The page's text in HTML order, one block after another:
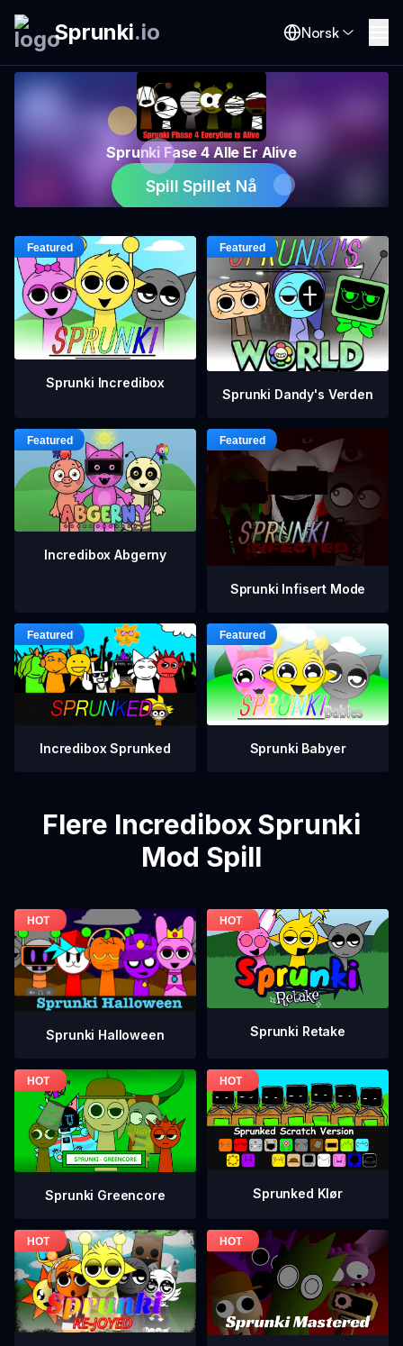
Sprunki.io Norsk
Sprunki Fase 4 Alle Er Alive
Spill Spillet Nå
Sprunki Incredibox
Sprunki Dandy's Verden
Incredibox Abgerny
Sprunki Infisert Mode
Incredibox Sprunked Sprunki Babyer
Flere Incredibox Sprunki
Mod Spill
Sprunki Halloween Sprunki Retake
Sprunki Greencore Sprunked Klør